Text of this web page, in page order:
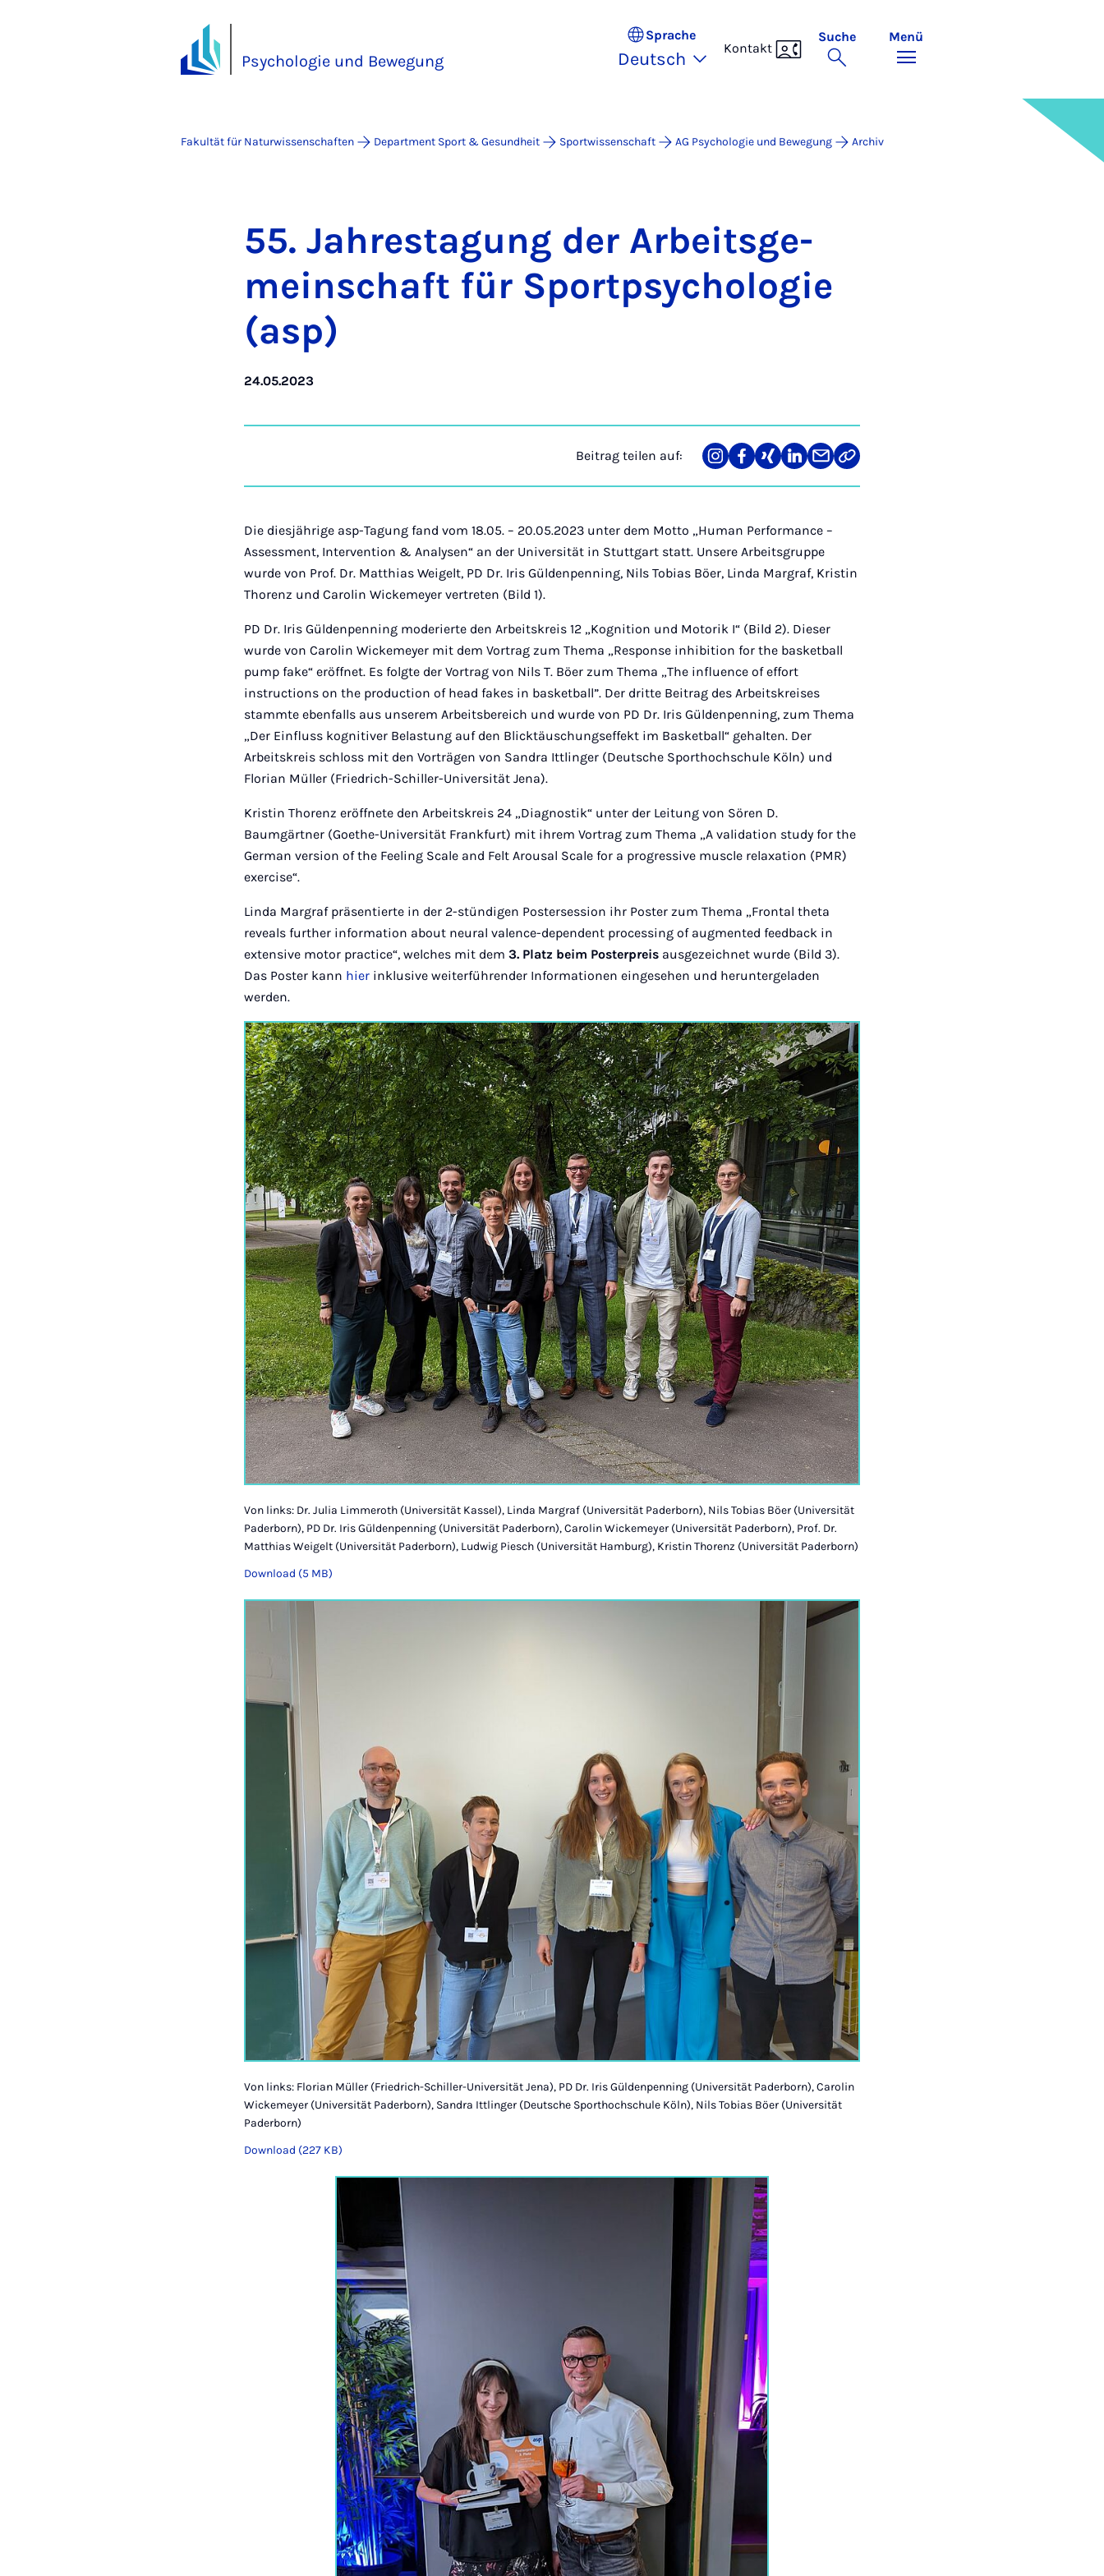
Psychologie und Bewegung
Sprache
Deutsch
Kontakt
Suche Menü
Fakultät für Naturwissenschaften Department Sport & Gesundheit Sportwissenschaft AG Psychologie und Bewegung Archiv
55. Jah­res­ta­gung der Ar­beits­ge­
mein­schaft für Sport­psy­cho­lo­gie
(asp)
24.05.2023
Beitrag teilen auf:
Teilen
auf
Teilen
auf
Teilen
auf
Teilen
auf
Teilen
über
Link
kopieren
Die diesjährige asp-Tagung fand vom 18.05. – 20.05.2023 unter dem Motto „Human Performance –
Assessment, Intervention & Analysen“ an der Universität in Stuttgart statt. Unsere Arbeitsgruppe
wurde von Prof. Dr. Matthias Weigelt, PD Dr. Iris Güldenpenning, Nils Tobias Böer, Linda Margraf, Kristin
Thorenz und Carolin Wickemeyer vertreten (Bild 1).
PD Dr. Iris Güldenpenning moderierte den Arbeitskreis 12 „Kognition und Motorik I“ (Bild 2). Dieser
wurde von Carolin Wickemeyer mit dem Vortrag zum Thema „Response inhibition for the basketball
pump fake“ eröffnet. Es folgte der Vortrag von Nils T. Böer zum Thema „The influence of effort
instructions on the production of head fakes in basketball”. Der dritte Beitrag des Arbeitskreises
stammte ebenfalls aus unserem Arbeitsbereich und wurde von PD Dr. Iris Güldenpenning, zum Thema
„Der Einfluss kognitiver Belastung auf den Blicktäuschungseffekt im Basketball“ gehalten. Der
Arbeitskreis schloss mit den Vorträgen von Sandra Ittlinger (Deutsche Sporthochschule Köln) und
Florian Müller (Friedrich-Schiller-Universität Jena).
Kristin Thorenz eröffnete den Arbeitskreis 24 „Diagnostik“ unter der Leitung von Sören D.
Baumgärtner (Goethe-Universität Frankfurt) mit ihrem Vortrag zum Thema „A validation study for the
German version of the Feeling Scale and Felt Arousal Scale for a progressive muscle relaxation (PMR)
exercise“.
Linda Margraf präsentierte in der 2-stündigen Postersession ihr Poster zum Thema „Frontal theta
reveals further information about neural valence-dependent processing of augmented feedback in
extensive motor practice“, welches mit dem3. Platz beim Posterpreis ausgezeichnet wurde (Bild 3).
Das Poster kann hier inklusive weiterführender Informationen eingesehen und heruntergeladen
werden.
Von links: Dr. Julia Limmeroth (Universität Kassel), Linda Margraf (Universität Paderborn), Nils Tobias Böer (Universität
Paderborn), PD Dr. Iris Güldenpenning (Universität Paderborn), Carolin Wickemeyer (Universität Paderborn), Prof. Dr.
Matthias Weigelt (Universität Paderborn), Ludwig Piesch (Universität Hamburg), Kristin Thorenz (Universität Paderborn)
Download (5 MB)
Von links: Florian Müller (Friedrich-Schiller-Universität Jena), PD Dr. Iris Güldenpenning (Universität Paderborn), Carolin
Wickemeyer (Universität Paderborn), Sandra Ittlinger (Deutsche Sporthochschule Köln), Nils Tobias Böer (Universität
Paderborn)
Download (227 KB)